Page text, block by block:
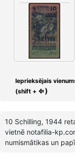
Ieprieksējais
(shift + ⇐)
10 Schilling, 1944
vietnē notafilia-
numismātikas un